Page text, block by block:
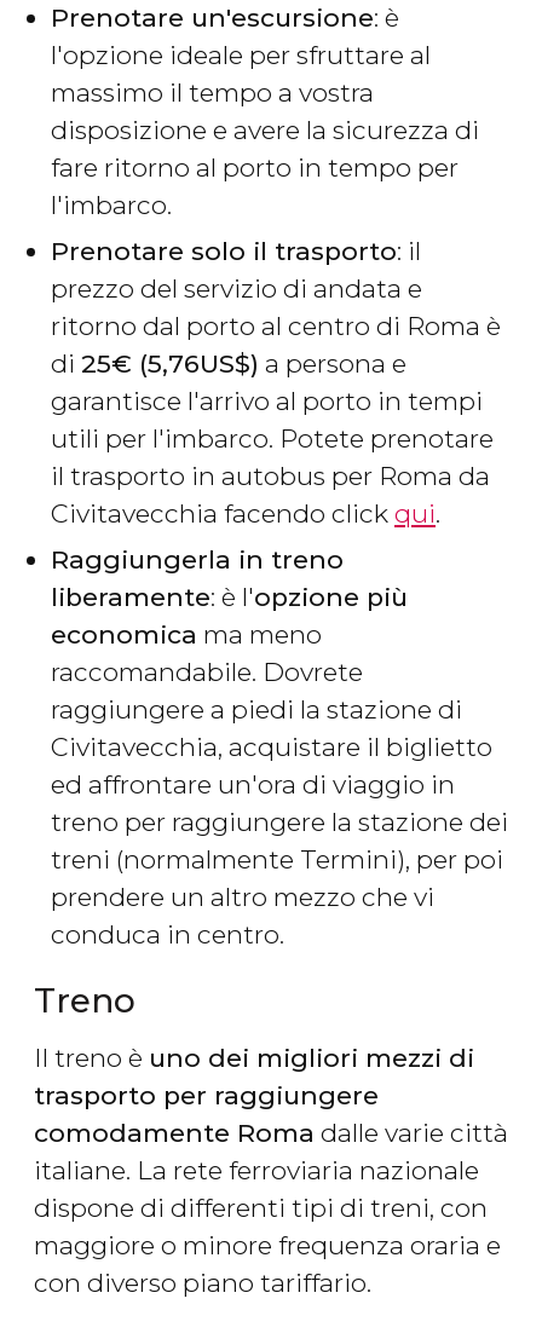
Prenotare un'escursione: è
l'opzione ideale per sfruttare al
massimo il tempo a vostra
disposizione e avere la sicurezza di
fare ritorno al porto in tempo per
l'imbarco.
Prenotare solo il trasporto: il
prezzo del servizio di andata e
ritorno dal porto al centro di Roma è
di 25€ (5,76US$) a persona e
garantisce l'arrivo al porto in tempi
utili per l'imbarco. Potete prenotare
il trasporto in autobus per Roma da
Civitavecchia facendo click qui.
Raggiungerla in treno
liberamente: è l'opzione più
economica ma meno
raccomandabile. Dovrete
raggiungere a piedi la stazione di
Civitavecchia, acquistare il biglietto
ed affrontare un'ora di viaggio in
treno per raggiungere la stazione dei
treni (normalmente Termini), per poi
prendere un altro mezzo che vi
conduca in centro.
Treno
Il treno è uno dei migliori mezzi di
trasporto per raggiungere
comodamente Roma dalle varie città
italiane. La rete ferroviaria nazionale
dispone di differenti tipi di treni, con
maggiore o minore frequenza oraria e
con diverso piano tariffario.